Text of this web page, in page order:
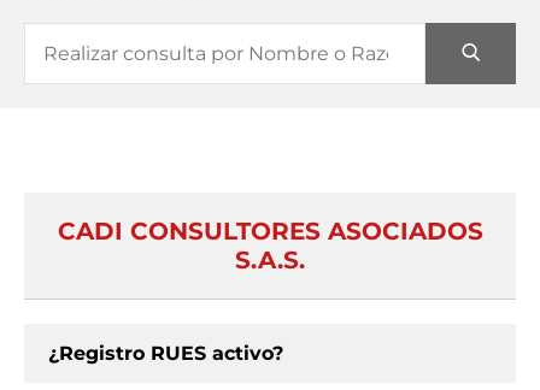
CADI CONSULTORES ASOCIADOS
S.A.S.
¿Registro RUES activo?